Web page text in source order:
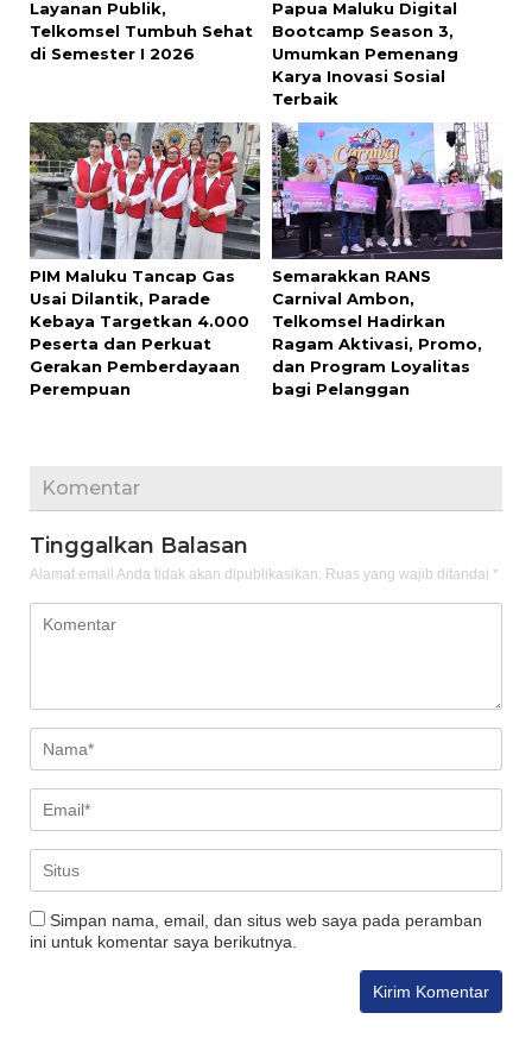
Layanan Publik,
Telkomsel Tumbuh Sehat
di Semester I 2026
Papua Maluku Digital
Bootcamp Season 3,
Umumkan Pemenang
Karya Inovasi Sosial
Terbaik
PIM Maluku Tancap Gas
Usai Dilantik, Parade
Kebaya Targetkan 4.000
Peserta dan Perkuat
Gerakan Pemberdayaan
Perempuan
Semarakkan RANS
Carnival Ambon,
Telkomsel Hadirkan
Ragam Aktivasi, Promo,
dan Program Loyalitas
bagi Pelanggan
Komentar
Tinggalkan Balasan
Alamat email Anda tidak akan dipublikasikan. Ruas yang wajib ditandai *
Simpan nama, email, dan situs web saya pada peramban
ini untuk komentar saya berikutnya.